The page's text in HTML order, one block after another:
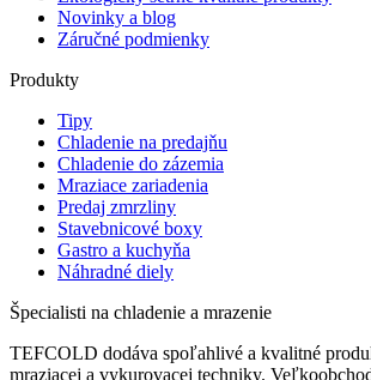
Novinky a blog
Záručné podmienky
Produkty
Tipy
Chladenie na predajňu
Chladenie do zázemia
Mraziace zariadenia
Predaj zmrzliny
Stavebnicové boxy
Gastro a kuchyňa
Náhradné diely
Špecialisti na chladenie a mrazenie
TEFCOLD dodáva spoľahlivé a kvalitné
mraziacej a vykurovacej techniky.